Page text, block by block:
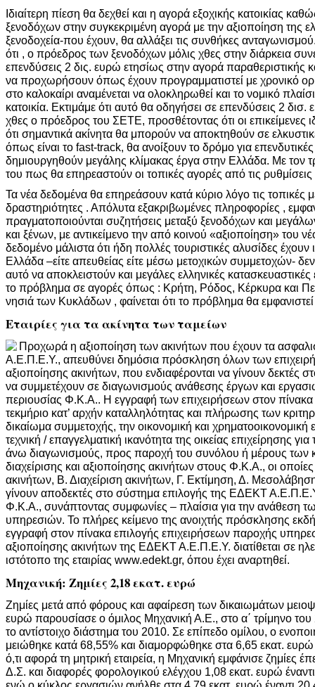
Ιδιαίτερη πίεση θα δεχθεί και η αγορά εξοχικής κατοικίας
ξενοδόχων στην συγκεκριμένη αγορά με την αξιοποίηση της
ξενοδοχεία-που έχουν, θα αλλάξει τις συνθήκες ανταγωνισμού.
ότι , ο πρόεδρος των ξενοδόχων μόλις χθες στην διάρκεια
επενδύσεις 2 δις. ευρώ ετησίως στην αγορά παραθεριστικής
να προχωρήσουν όπως έχουν προγραμματιστεί με χρονικό
στο καλοκαίρι αναμένεται να ολοκληρωθεί και το νομικό
κατοικία. Εκτιμάμε ότι αυτό θα οδηγήσει σε επενδύσεις 2
χθες ο πρόεδρος του ΣΕΤΕ, προσθέτοντας ότι οι επικείμενες
ότι σημαντικά ακίνητα θα μπορούν να αποκτηθούν σε
όπως είναι το fast-track, θα ανοίξουν το δρόμο για
δημιουργηθούν μεγάλης κλίμακας έργα στην Ελλάδα. Με τον
του πως θα επηρεαστούν οι τοπικές αγορές από τις
Τα νέα δεδομένα θα επηρεάσουν κατά κύριο λόγο τις τοπικές
δραστηριότητες . Απόλυτα εξακριβωμένες πληροφορίες ,
πραγματοποιούνται συζητήσεις μεταξύ ξενοδόχων και
και ξένων, με αντικείμενο την από κοινού «αξιοποίηση» του
δεδομένο μάλιστα ότι ήδη πολλές τουριστικές αλυσίδες
Ελλάδα –είτε απευθείας είτε μέσω μετοχικών συμμετοχών- δεν
αυτό να αποκλειστούν και μεγάλες ελληνικές κατασκευαστικές
το πρόβλημα σε αγορές όπως : Κρήτη, Ρόδος, Κέρκυρα και
νησιά των Κυκλάδων , φαίνεται ότι το πρόβλημα θα
Εταιρίες για τα ακίνητα των ταμείων
Προχωρά η αξιοποίηση των ακινήτων που έχουν τα
Α.Ε.Π.Ε.Υ., απευθύνει δημόσια πρόσκληση όλων των
αξιοποίησης ακινήτων, που ενδιαφέρονται να γίνουν δεκτές
να συμμετέχουν σε διαγωνισμούς ανάθεσης έργων και
περιουσίας Φ.Κ.Α.. Η εγγραφή των επιχειρήσεων στον πίνακα
τεκμήριο κατ’ αρχήν καταλληλότητας και πλήρωσης των
δικαίωμα συμμετοχής, την οικονομική και χρηματοοικονομική
τεχνική / επαγγελματική ικανότητα της οικείας επιχείρησης
άνω διαγωνισμούς, προς παροχή του συνόλου ή μέρους των
διαχείρισης και αξιοποίησης ακινήτων στους Φ.Κ.Α., οι
ακινήτων, Β. Διαχείριση ακινήτων, Γ. Εκτίμηση, Δ.
γίνουν αποδεκτές στο σύστημα επιλογής της ΕΔΕΚΤ
Φ.Κ.Α., συνάπτοντας συμφωνίες – πλαίσια για την ανάθεση
υπηρεσιών. Το πλήρες κείμενο της ανοιχτής πρόσκλησης
εγγραφή στον πίνακα επιλογής επιχειρήσεων παροχής
αξιοποίησης ακινήτων της ΕΔΕΚΤ Α.Ε.Π.Ε.Υ. διατίθεται σε
ιστότοπο της εταιρίας www.edekt.gr, όπου έχει αναρτηθεί.
Μηχανική: Ζημίες 2,18 εκατ. ευρώ
Ζημίες μετά από φόρους και αφαίρεση των δικαιωμάτων
ευρώ παρουσίασε ο όμιλος Μηχανική Α.Ε., στο α΄ τρίμηνο του
το αντίστοιχο διάστημα του 2010. Σε επίπεδο ομίλου, ο
μειώθηκε κατά 68,55% και διαμορφώθηκε στα 6,65 εκατ.
ό,τι αφορά τη μητρική εταιρεία, η Μηχανική εμφάνισε ζημίες
Δ.Σ. και διαφορές φορολογικού ελέγχου 1,08 εκατ. ευρώ